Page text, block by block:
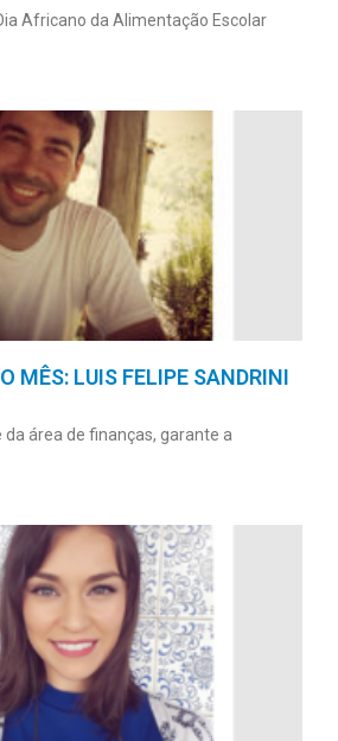
Africano da Alimentação Escolar
MÊS: LUIS FELIPE SANDRINI
da área de finanças, garante a